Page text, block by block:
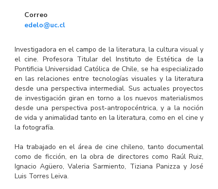
Correo
edelo@uc.cl
Investigadora en el campo de la literatura, la cultura visual y
el cine. Profesora Titular del Instituto de Estética de la
Pontificia Universidad Católica de Chile, se ha especializado
en las relaciones entre tecnologías visuales y la literatura
desde una perspectiva intermedial. Sus actuales proyectos
de investigación giran en torno a los nuevos materialismos
desde una perspectiva post-antropocéntrica, y a la noción
de vida y animalidad tanto en la literatura, como en el cine y
la fotografía.
Ha trabajado en el área de cine chileno, tanto documental
como de ficción, en la obra de directores como Raúl Ruiz,
Ignacio Agüero, Valeria Sarmiento, Tiziana Panizza y José
Luis Torres Leiva.